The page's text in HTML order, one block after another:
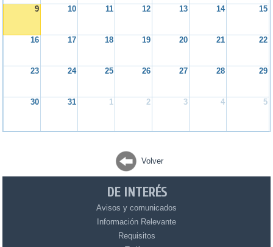
9 10 11 12 13 14 15
16 17 18 19 20 21 22
23 24 25 26 27 28 29
30 31 1 2 3 4 5
Volver
DE INTERÉS
Avisos y comunicados
Información Relevante
Requisitos